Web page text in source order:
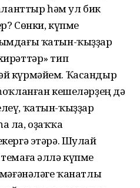
һәм ул бик
Сөнки, күпме
ҡатын-ҡыҙҙар
тип
күрмәйем. Ҡасандыр
кешеләрҙең дә
ҡатын-ҡыҙҙар
ла, оҙаҡҡа
этәрә. Шулай
әллә күпме
ҡанатлы